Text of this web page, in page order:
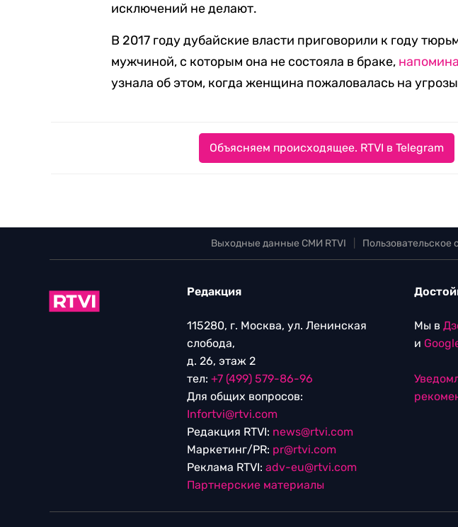
исключений не делают.
В 2017 году дубайские власти приговорили к году
мужчиной, с которым она не состояла в браке,
узнала об этом, когда женщина пожаловалась на
Объясняем происходящее. RTVI в Telegram
Выходные данные СМИ RTVI Пользовательское
Редакция
115280, г. Москва, ул. Ленинская
слобода,
д. 26, этаж 2
тел: +7 (499) 579-86-96
Для общих вопросов:
Infortvi@rtvi.com
Редакция RTVI: news@rtvi.com
Маркетинг/PR: pr@rtvi.com
Реклама RTVI: adv-eu@rtvi.com
Партнерские материалы
Мы в
и